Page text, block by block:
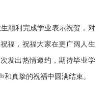
顺利完成学业表示祝贺，对
福，祝福大家在更广阔人生
发出热情邀约，期待毕业学
真挚的祝福中圆满结束。